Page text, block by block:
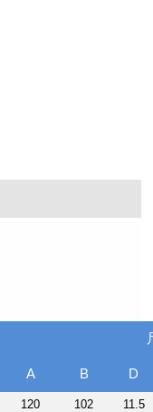
A B D
120 102
11.5